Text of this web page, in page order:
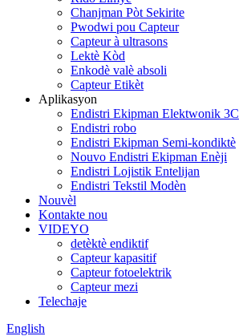
Chanjman Pòt Sekirite
Pwodwi pou Capteur
Capteur à ultrasons
Lektè Kòd
Enkodè valè absoli
Capteur Etikèt
Aplikasyon
Endistri Ekipman Elektwonik 3C
Endistri robo
Endistri Ekipman Semi-kondiktè
Nouvo Endistri Ekipman Enèji
Endistri Lojistik Entelijan
Endistri Tekstil Modèn
Nouvèl
Kontakte nou
VIDEYO
detèktè endiktif
Capteur kapasitif
Capteur fotoelektrik
Capteur mezi
Telechaje
English